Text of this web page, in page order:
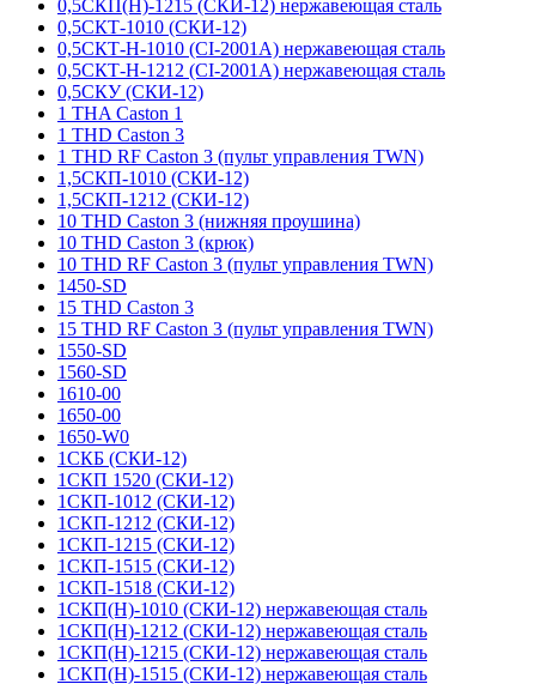
0,5СКП(Н)-1215 (СКИ-12) нержавеющая сталь
0,5СКТ-1010 (СКИ-12)
0,5СКТ-Н-1010 (CI-2001A) нержавеющая сталь
0,5СКТ-Н-1212 (CI-2001A) нержавеющая сталь
0,5СКУ (СКИ-12)
1 THA Caston 1
1 THD Caston 3
1 THD RF Caston 3 (пульт управления TWN)
1,5СКП-1010 (СКИ-12)
1,5СКП-1212 (СКИ-12)
10 THD Caston 3 (нижняя проушина)
10 THD Caston 3 (крюк)
10 THD RF Caston 3 (пульт управления TWN)
1450-SD
15 THD Caston 3
15 THD RF Caston 3 (пульт управления TWN)
1550-SD
1560-SD
1610-00
1650-00
1650-W0
1СКБ (СКИ-12)
1СКП 1520 (СКИ-12)
1СКП-1012 (СКИ-12)
1СКП-1212 (СКИ-12)
1СКП-1215 (СКИ-12)
1СКП-1515 (СКИ-12)
1СКП-1518 (СКИ-12)
1СКП(Н)-1010 (СКИ-12) нержавеющая сталь
1СКП(Н)-1212 (СКИ-12) нержавеющая сталь
1СКП(Н)-1215 (СКИ-12) нержавеющая сталь
1СКП(Н)-1515 (СКИ-12) нержавеющая сталь